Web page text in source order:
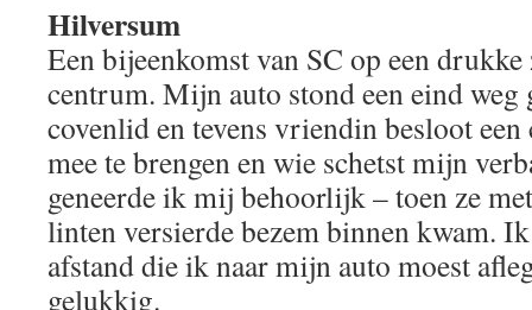
Hilversum
Een bijeenkomst van SC op een
centrum. Mijn auto stond een eind weg
covenlid en tevens vriendin besloot
mee te brengen en wie schetst mijn
geneerde ik mij behoorlijk – toen ze
linten versierde bezem binnen kwam.
afstand die ik naar mijn auto moest
gelukkig.